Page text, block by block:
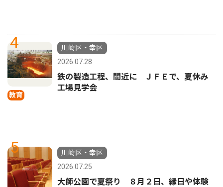
4
教育
川崎区・幸区
2026.07.28
鉄の製造工程、間近に ＪＦＥで、夏休み
工場見学会
5
川崎区・幸区
2026.07.25
大師公園で夏祭り ８月２日、縁日や体験